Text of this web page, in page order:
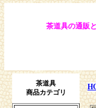
茶道具の通販
茶道具
商品カテゴリ